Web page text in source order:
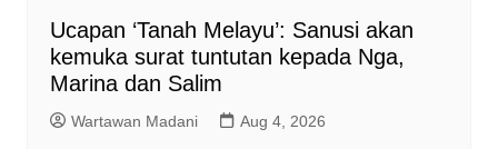
Ucapan ‘Tanah Melayu’: Sanusi akan
kemuka surat tuntutan kepada Nga,
Marina dan Salim
Wartawan Madani Aug 4, 2026